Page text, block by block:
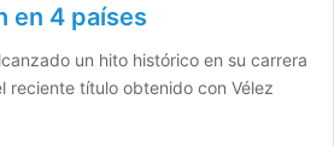
en 4 países
un hito histórico en su carrera
reciente título obtenido con Vélez